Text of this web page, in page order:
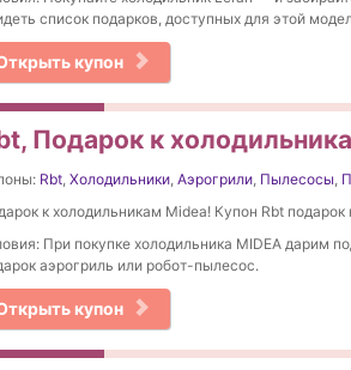
список подарков, доступных для этой
купон
Подарок к
Rbt, Холодильники, Аэрогрили, Пылесосы,
к холодильникам Midea! Купон Rbt подарок
При покупке холодильника MIDEA дарим
аэрогриль или робот-пылесос.
купон